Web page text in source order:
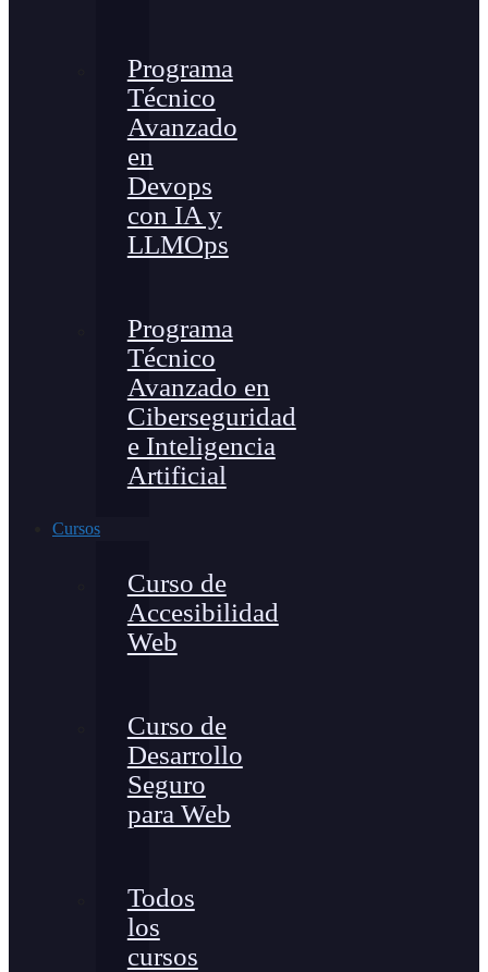
Programa
Técnico
Avanzado
en
Devops
con IA y
LLMOps
Programa
Técnico
Avanzado en
Ciberseguridad
e Inteligencia
Artificial
Cursos
Curso de
Accesibilidad
Web
Curso de
Desarrollo
Seguro
para Web
Todos
los
cursos